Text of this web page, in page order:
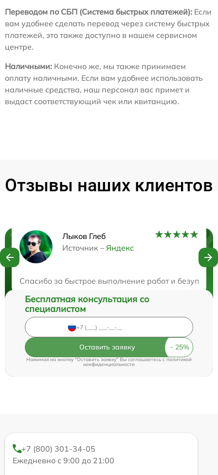
Переводом по СБП (Система быстрых платежей): Если
вам удобнее сделать перевод через систему быстрых
платежей, это также доступно в нашем сервисном
центре.
Наличными: Конечно же, мы также принимаем
оплату наличными. Если вам удобнее использовать
наличные средства, наш персонал вас примет и
выдаст соответствующий чек или квитанцию.
Отзывы наших клиентов
Лыков Глеб
Источник – Яндекс
Спасибо за быстрое выполнение работ и
Нужна консультация?
Бесплатная консультация со
специалистом
Оставить заявку
Нажимая на кнопку "Оставить заявку" Вы соглашаетесь cполитикой
конфиденциальности
+7 (800) 301-34-05
Ежедневно с 9:00 до 21:00